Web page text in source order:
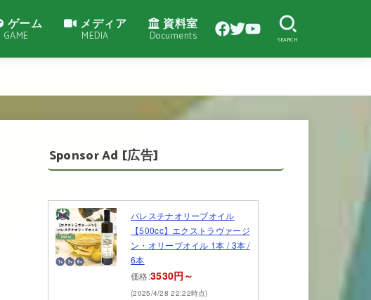
ゲーム
GAME
メディア
MEDIA
資料室
Documents SEARCH
Sponsor Ad [広告]
パレスチナオリーブオイル
【500cc】エクストラヴァージ
ン・オリーブオイル 1本 / 3本 /
6本
価格:3530円～
(2025/4/28 22:22時点)